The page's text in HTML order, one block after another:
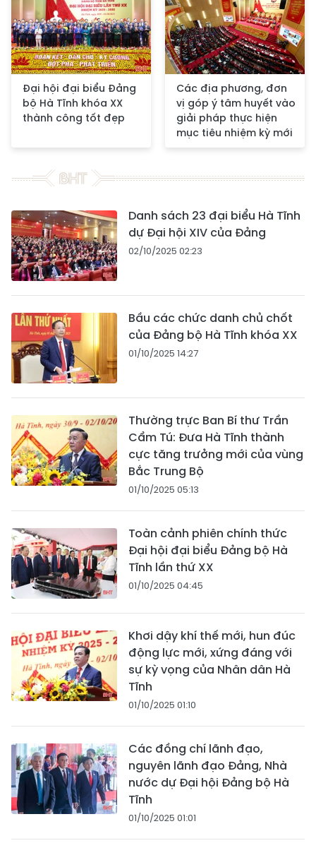
Đại hội đại biểu Đảng
bộ Hà Tĩnh khóa XX
thành công tốt đẹp
Các địa phương, đơn
vị góp ý tâm huyết vào
giải pháp thực hiện
mục tiêu nhiệm kỳ mới
Danh sách 23 đại biểu Hà Tĩnh
dự Đại hội XIV của Đảng
02/10/2025 02:23
Bầu các chức danh chủ chốt
của Đảng bộ Hà Tĩnh khóa XX
01/10/2025 14:27
Thường trực Ban Bí thư Trần
Cẩm Tú: Đưa Hà Tĩnh thành
cực tăng trưởng mới của vùng
Bắc Trung Bộ
01/10/2025 05:13
Toàn cảnh phiên chính thức
Đại hội đại biểu Đảng bộ Hà
Tĩnh lần thứ XX
01/10/2025 04:45
Khơi dậy khí thế mới, hun đúc
động lực mới, xứng đáng với
sự kỳ vọng của Nhân dân Hà
Tĩnh
01/10/2025 01:10
Các đồng chí lãnh đạo,
nguyên lãnh đạo Đảng, Nhà
nước dự Đại hội Đảng bộ Hà
Tĩnh
01/10/2025 01:01